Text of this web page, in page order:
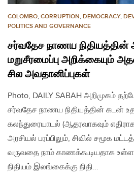
COLOMBO, CORRUPTION, DEMOCRACY,
POLITICS AND GOVERNANCE
சர்வதேச நாணய
மறுசீரமைப்பு அறிக்கையும்
சில அவதானிப்புகள்
Photo, DAILY SABAH அறிமுகம்
சர்வதேச நாணய நிதியத்தின் கடன்
கலந்துரையாடல் (ஆதரவாகவும்
அரசியல் பரப்பிலும், சிவில் சமூக
வருவதை நாம் காணக்கூடியதாக
நிதியம் இலங்கைக்கு நிதி…